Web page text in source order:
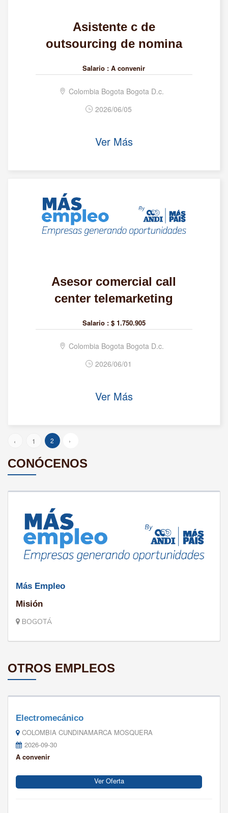
Asistente c de
outsourcing de nomina
Salario : A convenir
Colombia Bogota Bogota D.c.
2026/06/05
Ver Más
Asesor comercial call
center telemarketing
Salario : $ 1.750.905
Colombia Bogota Bogota D.c.
2026/06/01
Ver Más
‹ 1 2 ›
CONÓCENOS
Más Empleo
Misión
BOGOTÁ
OTROS EMPLEOS
Electromecánico
COLOMBIA CUNDINAMARCA MOSQUERA
2026-09-30
A convenir
Ver Oferta